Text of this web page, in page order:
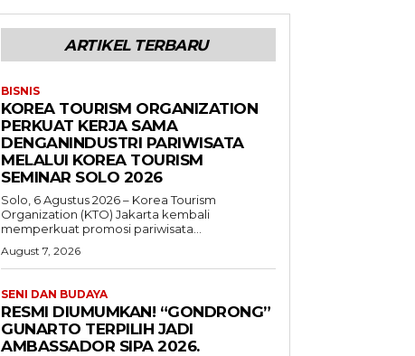
ARTIKEL TERBARU
BISNIS
KOREA TOURISM ORGANIZATION
PERKUAT KERJA SAMA
DENGANINDUSTRI PARIWISATA
MELALUI KOREA TOURISM
SEMINAR SOLO 2026
Solo, 6 Agustus 2026 – Korea Tourism
Organization (KTO) Jakarta kembali
memperkuat promosi pariwisata...
August 7, 2026
SENI DAN BUDAYA
RESMI DIUMUMKAN! “GONDRONG”
GUNARTO TERPILIH JADI
AMBASSADOR SIPA 2026.